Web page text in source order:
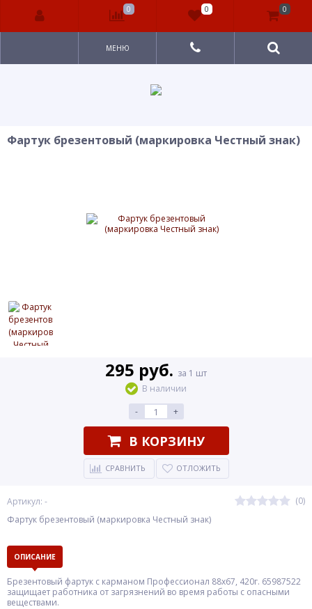
МЕНЮ
Фартук брезентовый (маркировка Честный знак)
Артикул: -
(0)
Фартук брезентовый (маркировка Честный знак)
295 руб. за 1 шт
В наличии
-
+
В КОРЗИНУ
СРАВНИТЬ ОТЛОЖИТЬ
ОПИСАНИЕ
Брезентовый фартук с карманом Профессионал 88х67, 420г. 65987522
защищает работника от загрязнений во время работы с опасными
веществами.
0 0 0